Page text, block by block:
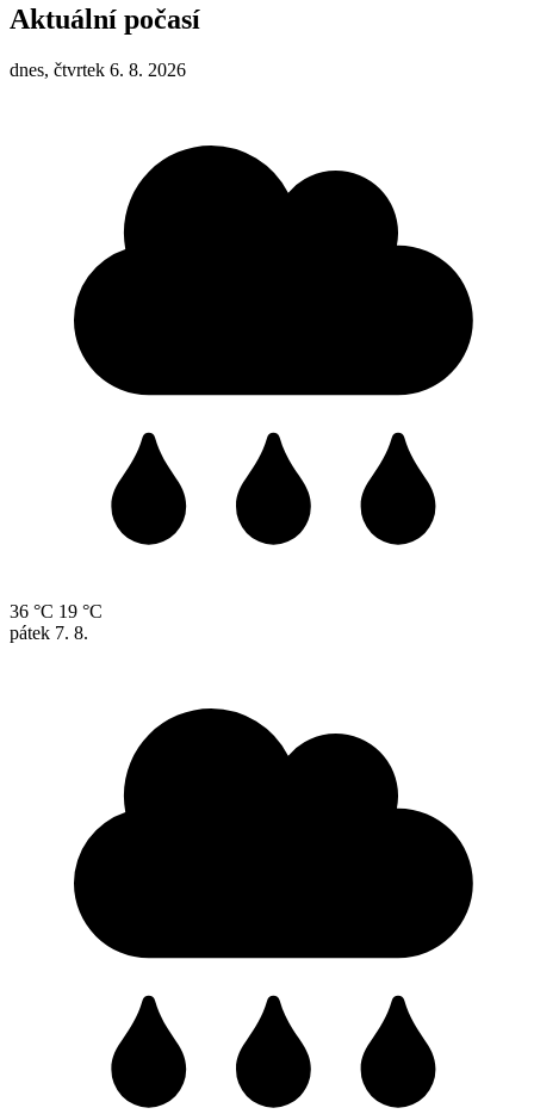
Aktuální počasí
dnes, čtvrtek 6. 8. 2026
36 °C 19 °C
pátek 7. 8.